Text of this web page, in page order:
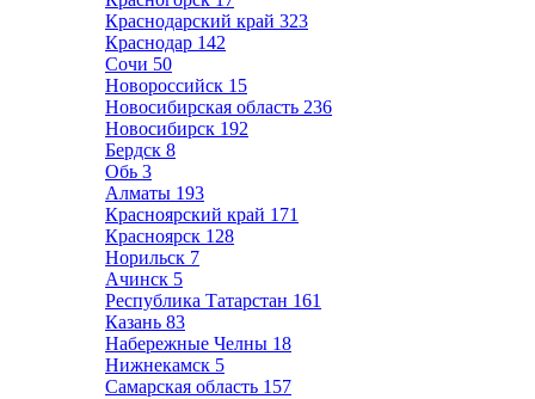
Краснодарский край 323
Краснодар 142
Сочи 50
Новороссийск 15
Новосибирская область 236
Новосибирск 192
Бердск 8
Обь 3
Алматы 193
Красноярский край 171
Красноярск 128
Норильск 7
Ачинск 5
Республика Татарстан 161
Казань 83
Набережные Челны 18
Нижнекамск 5
Самарская область 157